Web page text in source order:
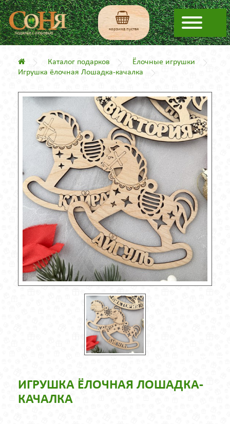
корзина пустая
Каталог подарков
Ёлочные игрушки
Игрушка ёлочная Лошадка-качалка
ИГРУШКА ЁЛОЧНАЯ ЛОШАДКА-
КАЧАЛКА